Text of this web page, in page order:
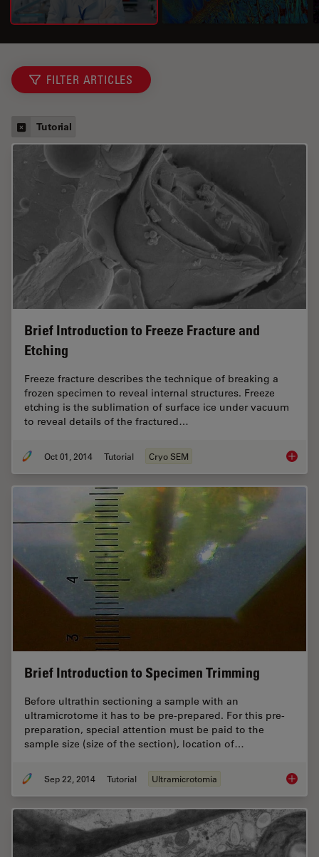
FILTER ARTICLES
Tutorial
Brief Introduction to Freeze Fracture and
Etching
Freeze fracture describes the technique of breaking a
frozen specimen to reveal internal structures. Freeze
etching is the sublimation of surface ice under vacuum
to reveal details of the fractured…
Oct 01, 2014 Tutorial Cryo SEM Brief
Brief Introduction to Specimen Trimming
Before ultrathin sectioning a sample with an
ultramicrotome it has to be pre-prepared. For this pre-
preparation, special attention must be paid to the
sample size (size of the section), location of…
Sep 22, 2014 Tutorial Ultramicrotomia Brief